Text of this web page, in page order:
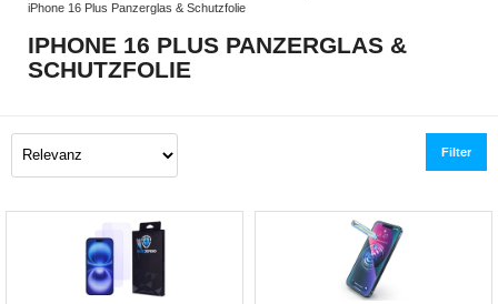
iPhone 16 Plus Panzerglas & Schutzfolie
IPHONE 16 PLUS PANZERGLAS &
SCHUTZFOLIE
Filter